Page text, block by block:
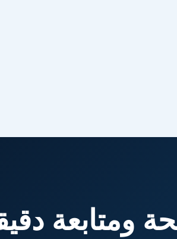
ومتابعة